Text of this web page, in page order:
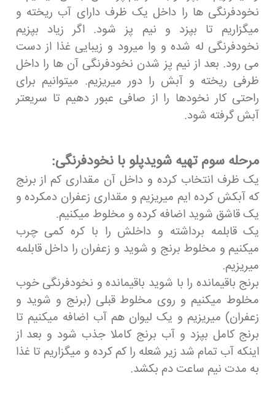
نخودفرنگی ها را داخل یک ظرف دارای آب ریخته و
میگزاریم تا بپزد و نیم پز شود. اگر زیاد بپزیم
نخودفرنگی له شده و وا میرود و زیبایی غذا از دست
می رود. بعد از نیم پز شدن نخودفرنگی آن ها را داخل
ظرفی ریخته و آبش را دور میریزیم. میتوانیم برای
راحتی کار نخودها را از صافی عبور دهیم تا سریعتر
آبش گرفته شود.
مرحله سوم تهیه شویدپلو با نخودفرنگی:
یک ظرف انتخاب کرده و داخل آن مقداری کم از برنج
که آبکش کرده ایم میریزیم و مقداری زعفران دمکرده و
یک قاشق شوید اضافه کرده و مخلوط میکنیم.
یک قابلمه برداشته و داخلش را با کره کمی چرب
میکنیم و مخلوط برنج و شوید و زعفران را داخل قابلمه
میریزیم.
برنج باقیمانده را با شوید باقیمانده و نخودفرنگی خوب
مخلوط میکنیم و روی مخلوط قبلی (برنج و شوید و
زعفران) میریزیم و یک لیوان هم آب اضافه میکنیم تا
برنج کامل بپزد و آب برنج کاملا جذب شود و بعد از
اینکه آب تمام شد زیر شعله را کم کرده و میگزاریم تا غذا
به مدت نیم ساعت دم بکشد.